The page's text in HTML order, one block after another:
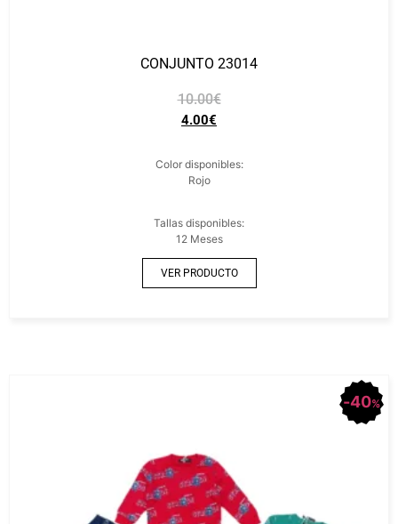
CONJUNTO 23014
10.00€
4.00€
Color disponibles:
Rojo
Tallas disponibles:
12 Meses
VER PRODUCTO
40%